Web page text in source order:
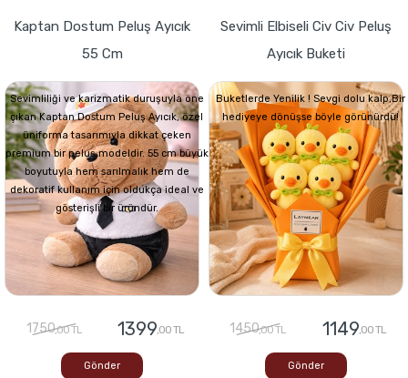
Kaptan Dostum Peluş Ayıcık
55 Cm
Sevimliliği ve karizmatik duruşuyla öne
çıkan Kaptan Dostum Peluş Ayıcık, özel
üniforma tasarımıyla dikkat çeken
premium bir peluş modeldir. 55 cm büyük
boyutuyla hem sarılmalık hem de
dekoratif kullanım için oldukça ideal ve
gösterişli bir üründür.
1750,00 TL 1399,00 TL
Gönder
Sevimli Elbiseli Civ Civ Peluş
Ayıcık Buketi
Buketlerde Yenilik ! Sevgi dolu kalp,Bir
hediyeye dönüşse böyle görünürdü!
1450,00 TL 1149,00 TL
Gönder